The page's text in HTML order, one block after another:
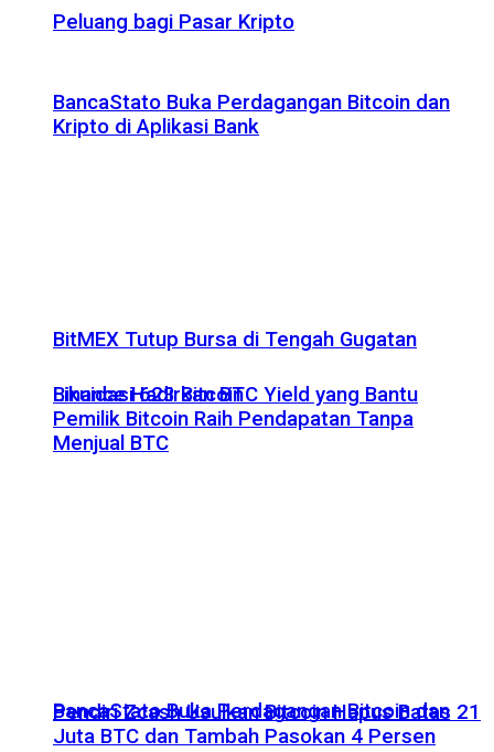
Peluang bagi Pasar Kripto
BitMEX Tutup Bursa di Tengah Gugatan
Likuidasi 623 Bitcoin
BancaStato Buka Perdagangan Bitcoin dan
BancaStato Buka Perdagangan Bitcoin dan
Kripto di Aplikasi Bank
Binance Hadirkan BTC Yield yang Bantu
Pemilik Bitcoin Raih Pendapatan Tanpa
Menjual BTC
Pendiri Zcash Usulkan Bitcoin Hapus Batas 21
Juta BTC dan Tambah Pasokan 4 Persen